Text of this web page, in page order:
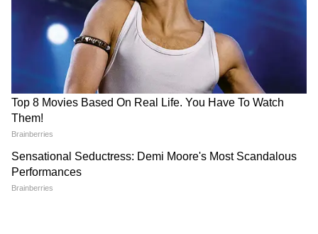
Image Credit :
৫-স্পিড MT অথবা ৬-স্পিড AT এর সাথে সংযুক্ত
পর্যাপ্ত আকারের এমপিভি হওয়ায় এটি একটি